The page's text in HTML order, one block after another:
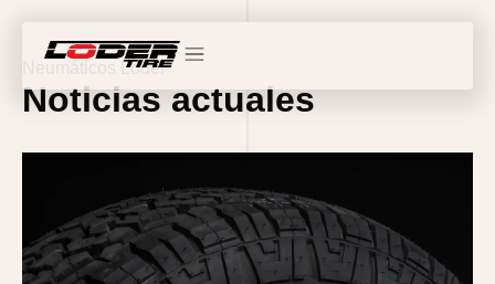
Neumáticos Loder
Noticias actuales